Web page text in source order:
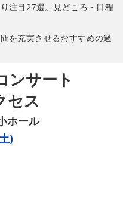
注目27選。見どころ・日程
を充実させるおすすめの過
ンサート
セス
ホール
)